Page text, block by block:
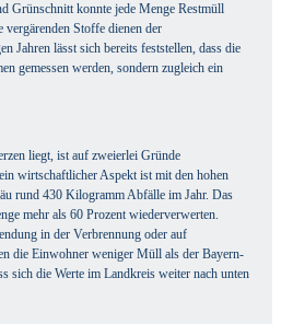
Grünschnitt konnte jede Menge Restmüll
Stoffe dienen der
Jahren lässt sich bereits feststellen, dass die
gemessen werden, sondern zugleich ein
liegt, ist auf zweierlei Gründe
wirtschaftlicher Aspekt ist mit den hohen
rund 430 Kilogramm Abfälle im Jahr. Das
mehr als 60 Prozent wiederverwerten.
in der Verbrennung oder auf
die Einwohner weniger Müll als der Bayern-
sich die Werte im Landkreis weiter nach unten